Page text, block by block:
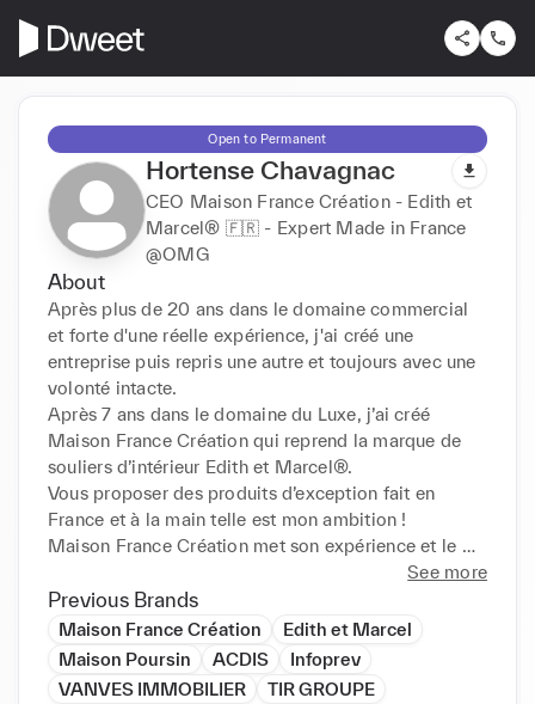
Open to Permanent
Hortense Chavagnac
CEO Maison France Création - Edith et
Marcel® 🇫🇷 - Expert Made in France
@OMG
About
Après plus de 20 ans dans le domaine commercial
et forte d'une réelle expérience, j'ai créé une
entreprise puis repris une autre et toujours avec une
volonté intacte.
Après 7 ans dans le domaine du Luxe, j’ai créé
Maison France Création qui reprend la marque de
souliers d’intérieur Edith et Marcel®.
Vous proposer des produits d’exception fait en
France et à la main telle est mon ambition !
Maison France Création met son expérience et le
entreprises qui ont à cœur de promouvoir le Made in
France au travers des produits qu'elles proposent à
leurs clients.
See more
Previous Brands
Maison France Création
Edith et Marcel
Maison Poursin
ACDIS
Infoprev
VANVES IMMOBILIER
TIR GROUPE